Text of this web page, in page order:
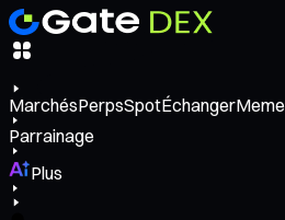
MarchésPerpsSpotÉchangerMeme
Parrainage
Plus